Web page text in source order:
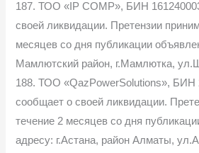
187. ТОО «IP COMP», БИН
своей ликвидации. Претензии
месяцев со дня публикации
Мамлютский район, г.Мамлютка,
188. ТОО «QazPowerSolutions», БИН
сообщает о своей ликвидации.
течение 2 месяцев со дня
адресу: г.Астана, район Алматы,